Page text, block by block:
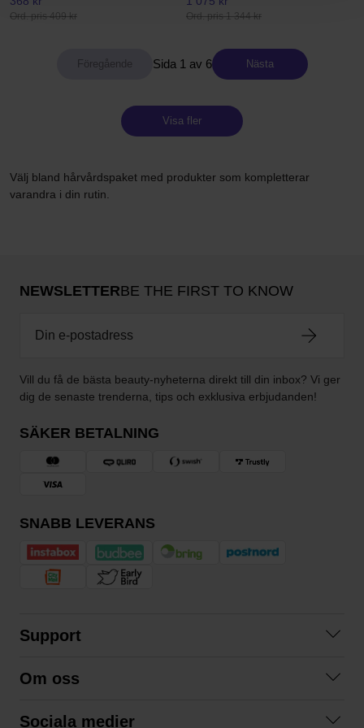
Ord. pris 409 kr Ord. pris 1 344 kr
Sida 1 av 6 Nästa
Visa fler
Välj bland hårvårdspaket med produkter som kompletterar
varandra i din rutin.
NEWSLETTERBE THE FIRST TO KNOW
Vill du få de bästa beauty-nyheterna direkt till din inbox? Vi ger
dig de senaste trenderna, tips och exklusiva erbjudanden!
SÄKER BETALNING
SNABB LEVERANS
Support
Köpvillkor
Om oss
Sociala medier